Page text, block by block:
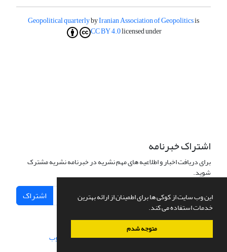
این وب سایت از کوکی ها برای اطمینان از ارائه بهترین
خدمات استفاده می کند.
متوجه شدم
Geopolitical quarterlybyIranian Association of Geopoliticsis
licensed under
CC BY 4.0
اشتراک خبرنامه
برای دریافت اخبار و اطلاعیه های مهم نشریه در خبرنامه نشریه مشترک
شوید.
اشتراک
سامانه مدیریت نشریات علمی.طراحی و پیاده سازی از سیناوب